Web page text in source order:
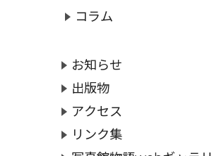
コラム
お知らせ
出版物
アクセス
リンク集